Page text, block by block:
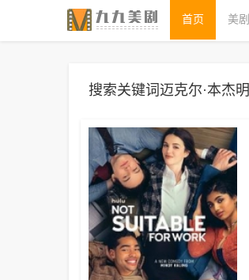
首页 美剧
搜索关键词迈克尔·本杰明